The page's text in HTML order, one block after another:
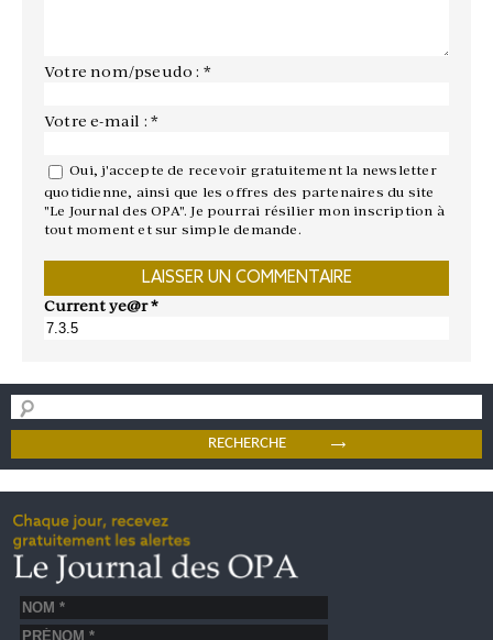
Votre nom/pseudo : *
Votre e-mail : *
Oui, j'accepte de recevoir gratuitement la newsletter
quotidienne, ainsi que les offres des partenaires du site
"Le Journal des OPA". Je pourrai résilier mon inscription à
tout moment et sur simple demande.
Current ye@r*